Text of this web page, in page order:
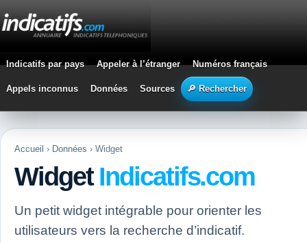
Indicatifs par pays Appeler à l’étranger Numéros français
Appels inconnus Données Sources 🔎 Rechercher
Accueil › Données › Widget
WidgetIndicatifs.com
Un petit widget intégrable pour orienter les
utilisateurs vers la recherche d’indicatif.